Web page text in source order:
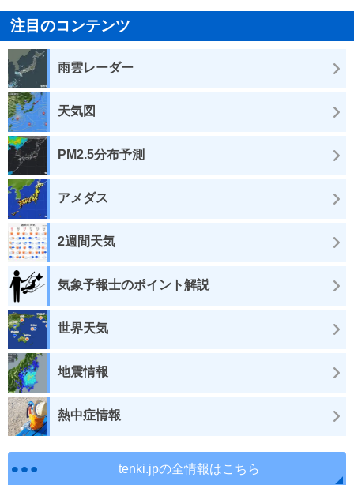
注目のコンテンツ
雨雲レーダー
天気図
PM2.5分布予測
アメダス
2週間天気
気象予報士のポイント解説
世界天気
地震情報
熱中症情報
tenki.jpの全情報はこちら